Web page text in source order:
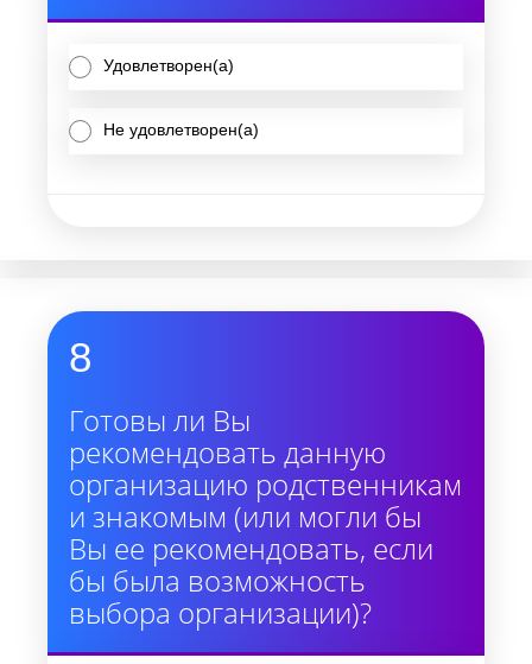
Удовлетворен(а)
Не удовлетворен(а)
8
Готовы ли Вы
рекомендовать данную
организацию родственникам
и знакомым (или могли бы
Вы ее рекомендовать, если
бы была возможность
выбора организации)?